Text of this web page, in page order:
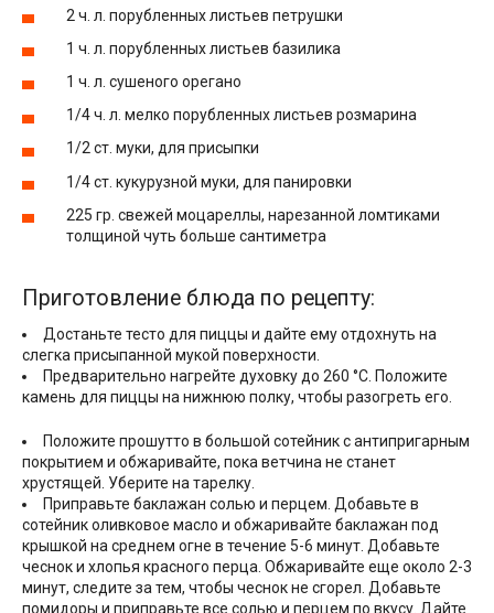
2 ч. л. порубленных листьев петрушки
1 ч. л. порубленных листьев базилика
1 ч. л. сушеного орегано
1/4 ч. л. мелко порубленных листьев розмарина
1/2 ст. муки, для присыпки
1/4 ст. кукурузной муки, для панировки
225 гр. свежей моцареллы, нарезанной ломтиками
толщиной чуть больше сантиметра
Приготовление блюда по рецепту:
Достаньте тесто для пиццы и дайте ему отдохнуть на
слегка присыпанной мукой поверхности.
Предварительно нагрейте духовку до 260 °С. Положите
камень для пиццы на нижнюю полку, чтобы разогреть его.
Положите прошутто в большой сотейник с антипригарным
покрытием и обжаривайте, пока ветчина не станет
хрустящей. Уберите на тарелку.
Приправьте баклажан солью и перцем. Добавьте в
сотейник оливковое масло и обжаривайте баклажан под
крышкой на среднем огне в течение 5-6 минут. Добавьте
чеснок и хлопья красного перца. Обжаривайте еще около 2-3
минут, следите за тем, чтобы чеснок не сгорел. Добавьте
помидоры и приправьте все солью и перцем по вкусу. Дайте